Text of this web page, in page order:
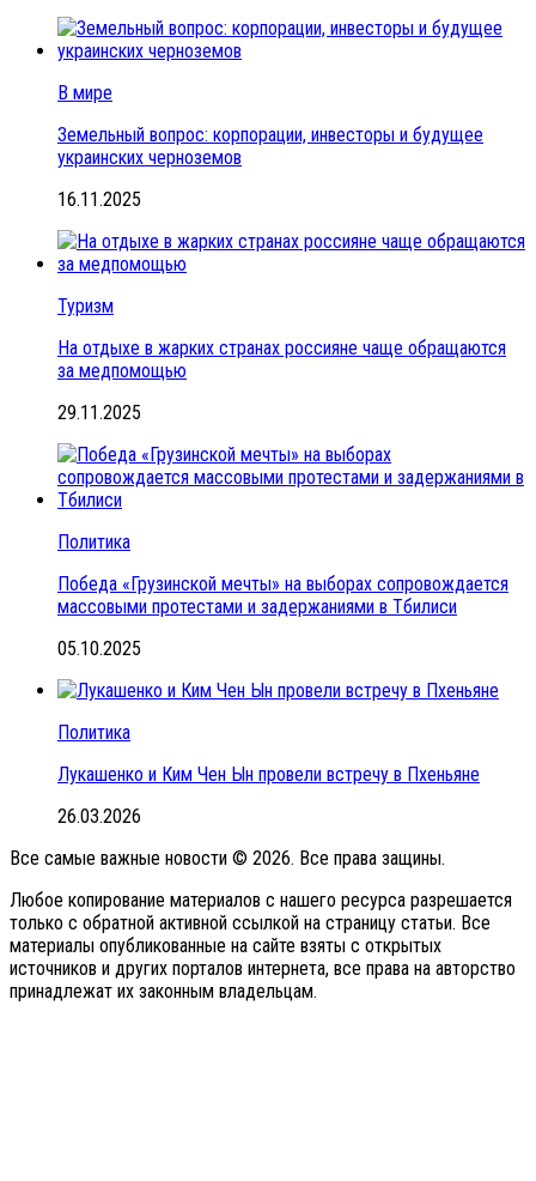
В мире
Земельный вопрос: корпорации, инвесторы и будущее
украинских черноземов
16.11.2025
Туризм
На отдыхе в жарких странах россияне чаще обращаются
за медпомощью
29.11.2025
Политика
Победа «Грузинской мечты» на выборах сопровождается
массовыми протестами и задержаниями в Тбилиси
05.10.2025
Политика
Лукашенко и Ким Чен Ын провели встречу в Пхеньяне
26.03.2026
Все самые важные новости © 2026. Все права защины.
Любое копирование материалов с нашего ресурса разрешается
только с обратной активной ссылкой на страницу статьи. Все
материалы опубликованные на сайте взяты с открытых
источников и других порталов интернета, все права на авторство
принадлежат их законным владельцам.